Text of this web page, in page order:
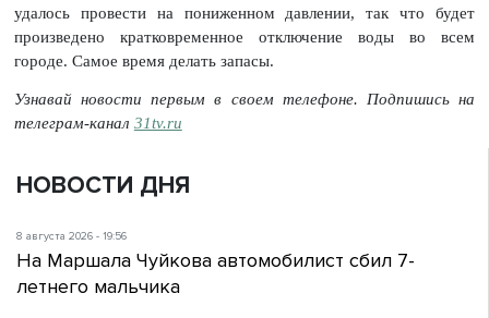
удалось провести на пониженном давлении, так что будет
произведено кратковременное отключение воды во всем
городе. Самое время делать запасы.
Узнавай новости первым в своем телефоне. Подпишись на
телеграм-канал 31tv.ru
НОВОСТИ ДНЯ
8 августа 2026 - 19:56
На Маршала Чуйкова автомобилист сбил 7-
летнего мальчика